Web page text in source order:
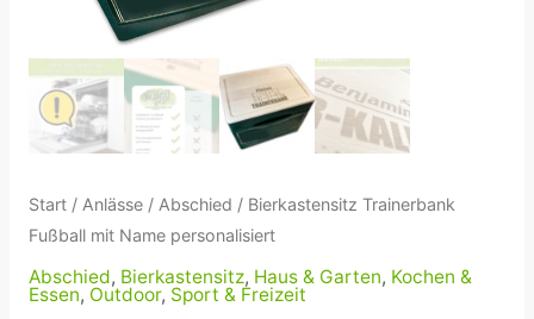
Start/ Anlässe/ Abschied / Bierkastensitz Trainerbank
Fußball mit Name personalisiert
Abschied, Bierkastensitz, Haus & Garten, Kochen &
Essen, Outdoor, Sport & Freizeit